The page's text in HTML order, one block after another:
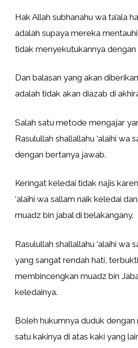
Hak Allah subhanahu wa ta’ala
adalah supaya mereka
tidak menyekutukannya dengan
Dan balasan yang akan
adalah tidak akan diazab di
Salah satu metode mengajar
Rasulullah shallallahu ‘alaihi wa
dengan bertanya jawab.
Keringat keledai tidak najis
‘alaihi wa sallam naik keledai
muadz bin jabal di belakangany.
Rasulullah shallallahu ‘alaihi wa
yang sangat rendah hati,
membincengkan muadz bin
keledainya.
Boleh hukumnya duduk dengan
satu kakinya di atas kaki yang